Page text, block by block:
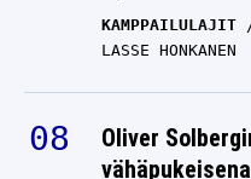
Oliver
melkoinen